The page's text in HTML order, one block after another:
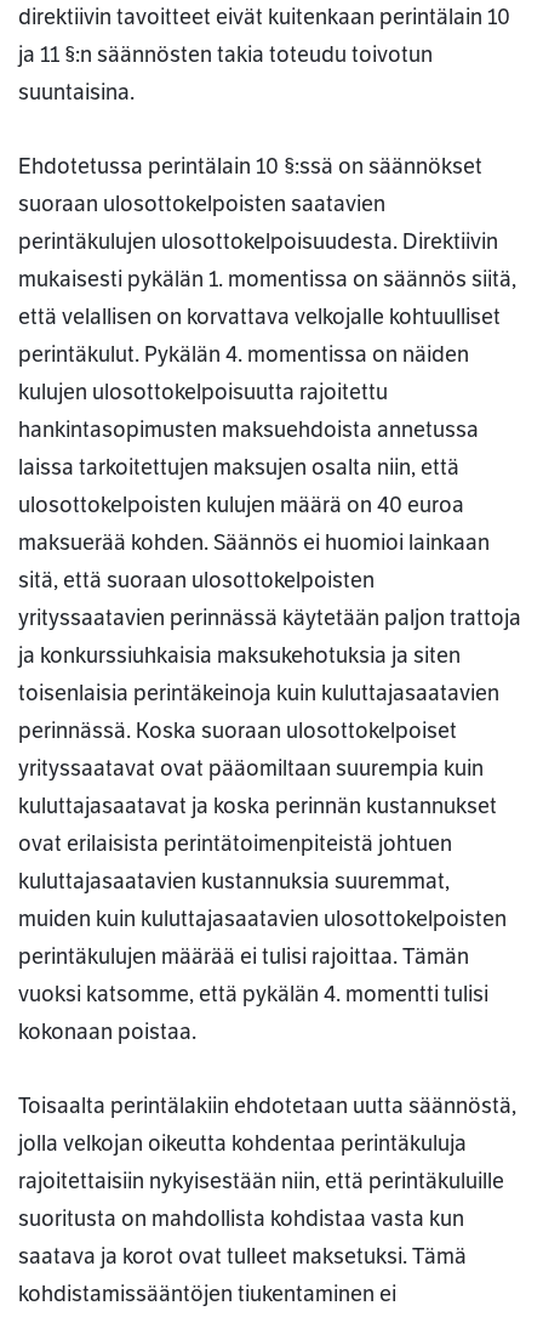
direktiivin tavoitteet eivät kuitenkaan perintälain 10
ja 11 §:n säännösten takia toteudu toivotun
suuntaisina.
Ehdotetussa perintälain 10 §:ssä on säännökset
suoraan ulosottokelpoisten saatavien
perintäkulujen ulosottokelpoisuudesta. Direktiivin
mukaisesti pykälän 1. momentissa on säännös siitä,
että velallisen on korvattava velkojalle kohtuulliset
perintäkulut. Pykälän 4. momentissa on näiden
kulujen ulosottokelpoisuutta rajoitettu
hankintasopimusten maksuehdoista annetussa
laissa tarkoitettujen maksujen osalta niin, että
ulosottokelpoisten kulujen määrä on 40 euroa
maksuerää kohden. Säännös ei huomioi lainkaan
sitä, että suoraan ulosottokelpoisten
yrityssaatavien perinnässä käytetään paljon trattoja
ja konkurssiuhkaisia maksukehotuksia ja siten
toisenlaisia perintäkeinoja kuin kuluttajasaatavien
perinnässä. Koska suoraan ulosottokelpoiset
yrityssaatavat ovat pääomiltaan suurempia kuin
kuluttajasaatavat ja koska perinnän kustannukset
ovat erilaisista perintätoimenpiteistä johtuen
kuluttajasaatavien kustannuksia suuremmat,
muiden kuin kuluttajasaatavien ulosottokelpoisten
perintäkulujen määrää ei tulisi rajoittaa. Tämän
vuoksi katsomme, että pykälän 4. momentti tulisi
kokonaan poistaa.
Toisaalta perintälakiin ehdotetaan uutta säännöstä,
jolla velkojan oikeutta kohdentaa perintäkuluja
rajoitettaisiin nykyisestään niin, että perintäkuluille
suoritusta on mahdollista kohdistaa vasta kun
saatava ja korot ovat tulleet maksetuksi. Tämä
kohdistamissääntöjen tiukentaminen ei